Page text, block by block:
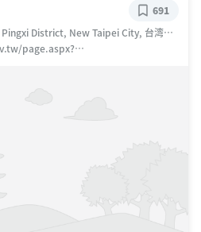
District, New Taipei City, 台湾
page.aspx?
691